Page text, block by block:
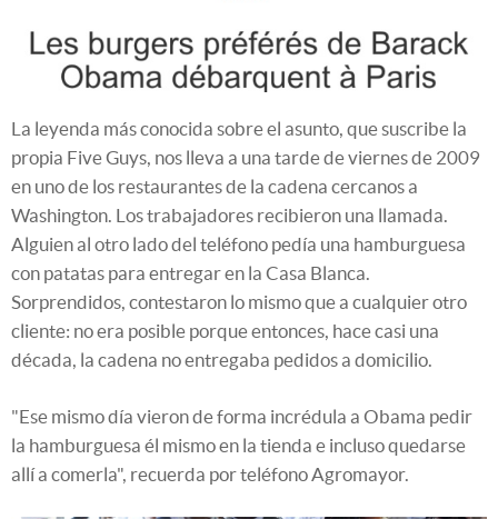
La leyenda más conocida sobre el asunto, que suscribe la
propia Five Guys, nos lleva a una tarde de viernes de 2009
en uno de los restaurantes de la cadena cercanos a
Washington. Los trabajadores recibieron una llamada.
Alguien al otro lado del teléfono pedía una hamburguesa
con patatas para entregar en la Casa Blanca.
Sorprendidos, contestaron lo mismo que a cualquier otro
cliente: no era posible porque entonces, hace casi una
década, la cadena no entregaba pedidos a domicilio.
"Ese mismo día vieron de forma incrédula a Obama pedir
la hamburguesa él mismo en la tienda e incluso quedarse
allí a comerla", recuerda por teléfono Agromayor.